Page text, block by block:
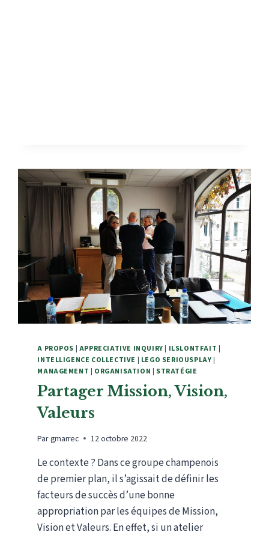
A PROPOS | APPRECIATIVE INQUIRY | ILSLONTFAIT |
INTELLIGENCE COLLECTIVE | LEGO SERIOUSPLAY |
MANAGEMENT | ORGANISATION | STRATÉGIE
Partager Mission, Vision,
Valeurs
Pargmarrec 12 octobre 2022
Le contexte ? Dans ce groupe champenois
de premier plan, il s’agissait de définir les
facteurs de succès d’une bonne
appropriation par les équipes de Mission,
Vision et Valeurs. En effet, si un atelier